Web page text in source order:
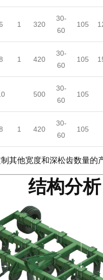
1 320
30-
60
105
1 420
30-
60
105
500
30-
60
105
1 420
30-
60
105
其他宽度和深松齿数量的
结构分析